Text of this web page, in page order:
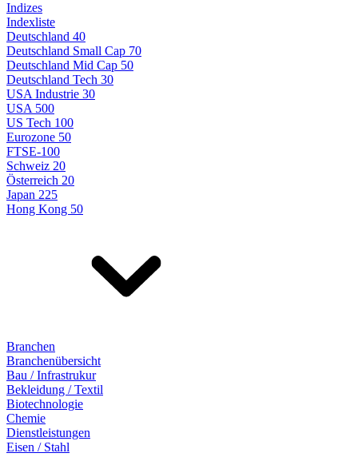
Indizes
Indexliste
Deutschland 40
Deutschland Small Cap 70
Deutschland Mid Cap 50
Deutschland Tech 30
USA Industrie 30
USA 500
US Tech 100
Eurozone 50
FTSE-100
Schweiz 20
Österreich 20
Japan 225
Hong Kong 50
Branchen
Branchenübersicht
Bau / Infrastrukur
Bekleidung / Textil
Biotechnologie
Chemie
Dienstleistungen
Eisen / Stahl